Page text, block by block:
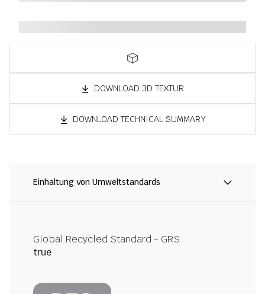
DOWNLOAD 3D TEXTUR
DOWNLOAD TECHNICAL SUMMARY
Einhaltung von Umweltstandards
Global Recycled Standard - GRS
true